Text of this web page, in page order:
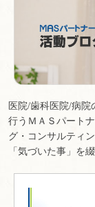
医院/歯科医院/病院
行うＭＡＳパート
グ・コンサルティ
「気づいた事」を